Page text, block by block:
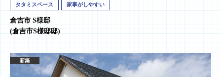
タタミスペース 家事がしやすい
倉吉市 S様邸
(倉吉市S様邸邸)
新築